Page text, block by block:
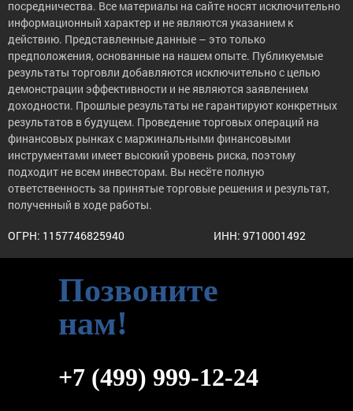
посредничества. Все материалы на сайте носят исключительно
информационный характер и не являются указанием к
действию. Представленные данные – это только
предположения, основанные на нашем опыте. Публикуемые
результаты торговли добавляются исключительно с целью
демонстрации эффективности и не являются заявлением
доходности. Прошлые результаты не гарантируют конкретных
результатов в будущем. Проведение торговых операций на
финансовых рынках с маржинальными финансовыми
инструментами имеет высокий уровень риска, поэтому
подходит не всем инвесторам. Вы несёте полную
ответственность за принятые торговые решения и результат,
полученный в ходе работы.
ОГРН: 1157746825940 ИНН: 9710001492
Позвоните
нам!
+7 (499) 999-12-24